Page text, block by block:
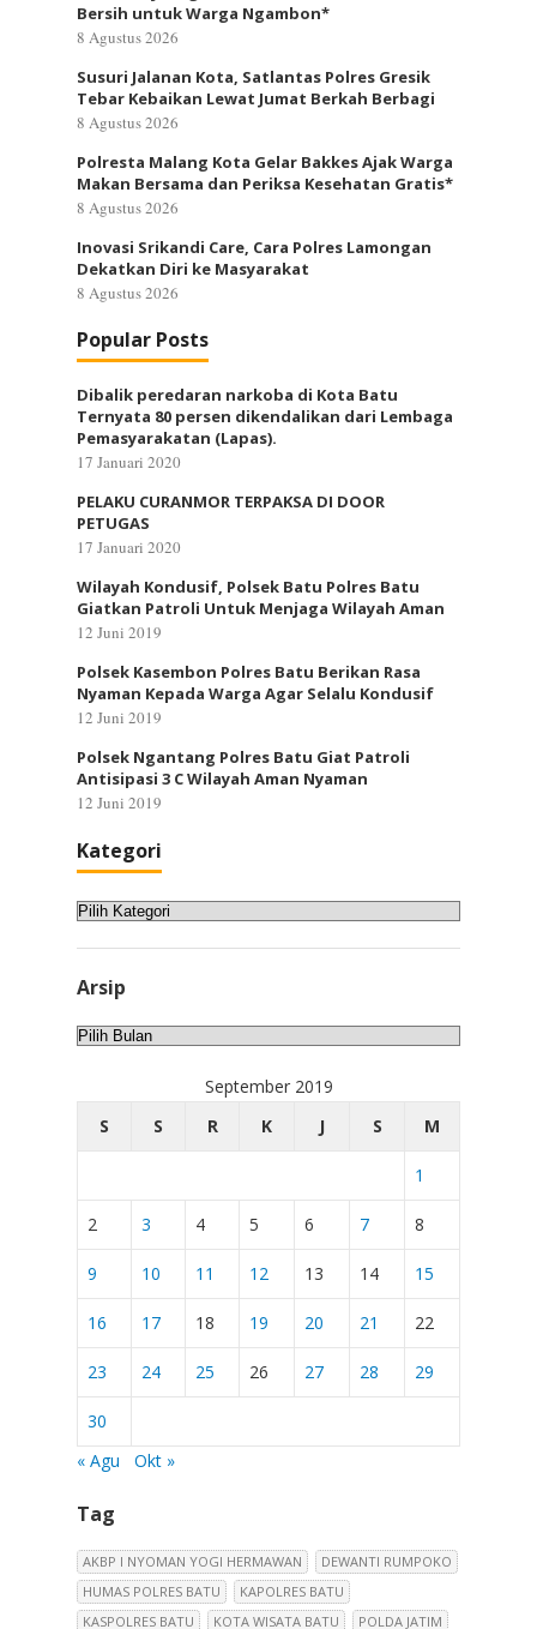
Bersih untuk Warga Ngambon*
8 Agustus 2026
Susuri Jalanan Kota, Satlantas Polres Gresik
Tebar Kebaikan Lewat Jumat Berkah Berbagi
8 Agustus 2026
Polresta Malang Kota Gelar Bakkes Ajak Warga
Makan Bersama dan Periksa Kesehatan Gratis*
8 Agustus 2026
Inovasi Srikandi Care, Cara Polres Lamongan
Dekatkan Diri ke Masyarakat
8 Agustus 2026
Popular Posts
Dibalik peredaran narkoba di Kota Batu
Ternyata 80 persen dikendalikan dari Lembaga
Pemasyarakatan (Lapas).
17 Januari 2020
PELAKU CURANMOR TERPAKSA DI DOOR
PETUGAS
17 Januari 2020
Wilayah Kondusif, Polsek Batu Polres Batu
Giatkan Patroli Untuk Menjaga Wilayah Aman
12 Juni 2019
Polsek Kasembon Polres Batu Berikan Rasa
Nyaman Kepada Warga Agar Selalu Kondusif
12 Juni 2019
Polsek Ngantang Polres Batu Giat Patroli
Antisipasi 3 C Wilayah Aman Nyaman
12 Juni 2019
Kategori
Kategori
Arsip
Arsip
September 2019
S
S R K J S M
1
2 3 4 5 6 7 8
9 10 11 12 13 14 15
16 17 18 19 20 21 22
23 24 25 26 27 28 29
30
« Agu
Okt »
Tag
AKBP I NYOMAN YOGI HERMAWAN
DEWANTI RUMPOKO
HUMAS POLRES BATU
KAPOLRES BATU
KASPOLRES BATU
KOTA WISATA BATU POLDA JATIM